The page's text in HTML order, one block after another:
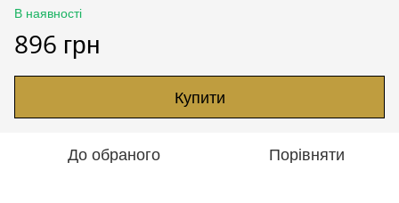
В наявності
896 грн
Купити
До обраного Порівняти